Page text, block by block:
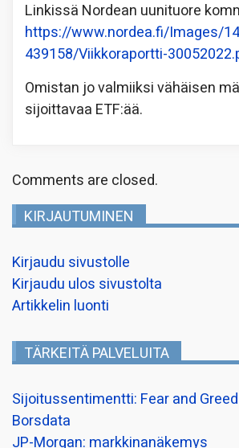
Linkissä Nordean uunituore
https://www.nordea.fi/Images/
439158/Viikkoraportti-
Omistan jo valmiiksi vähäisen
sijoittavaa ETF:ää.
Comments are closed.
KIRJAUTUMINEN
Kirjaudu sivustolle
Kirjaudu ulos sivustolta
Artikkelin luonti
TÄRKEITÄ PALVELUITA
Sijoitussentimentti: Fear and Greed
Borsdata
JP-Morgan: markkinanäkemys